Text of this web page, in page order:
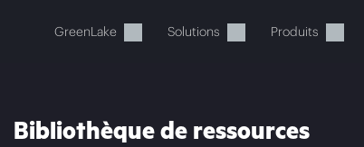
GreenLake Solutions Produits
Bibliothèque de ressources